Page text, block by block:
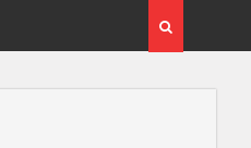
造业信息化建设中的应用